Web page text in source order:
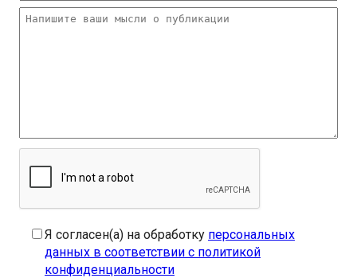
Я согласен(а) на обработку персональных
данных в соответствии с политикой
конфиденциальности